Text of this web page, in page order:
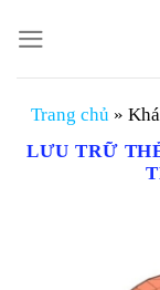
đến
nội
dungTrang chủ »
LƯU TRỮ